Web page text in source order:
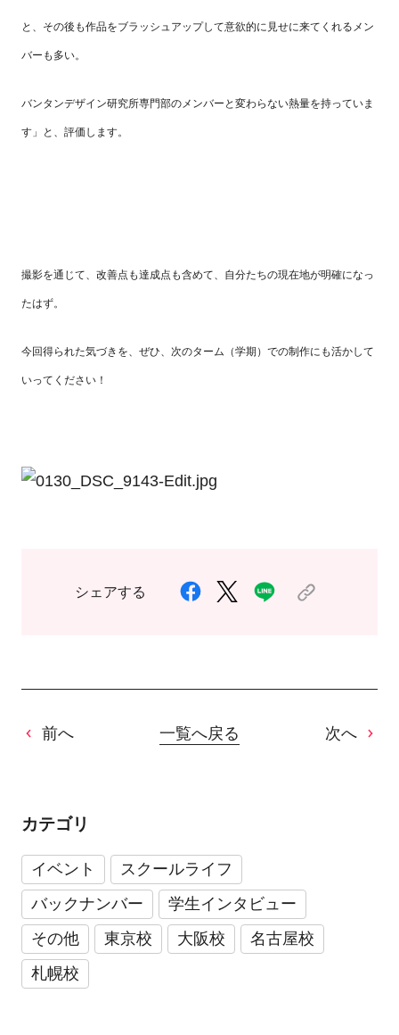
と、その後も作品をブラッシュアップして意欲的に見せに来てくれるメン
バーも多い。
バンタンデザイン研究所専門部のメンバーと変わらない熱量を持っていま
す」と、評価します。
撮影を通じて、改善点も達成点も含めて、自分たちの現在地が明確になっ
たはず。
今回得られた気づきを、ぜひ、次のターム（学期）での制作にも活かして
いってください！
シェアする
前へ 一覧へ戻る 次へ
カテゴリ
イベント
スクールライフ
バックナンバー
学生インタビュー
その他
東京校 大阪校
名古屋校
札幌校